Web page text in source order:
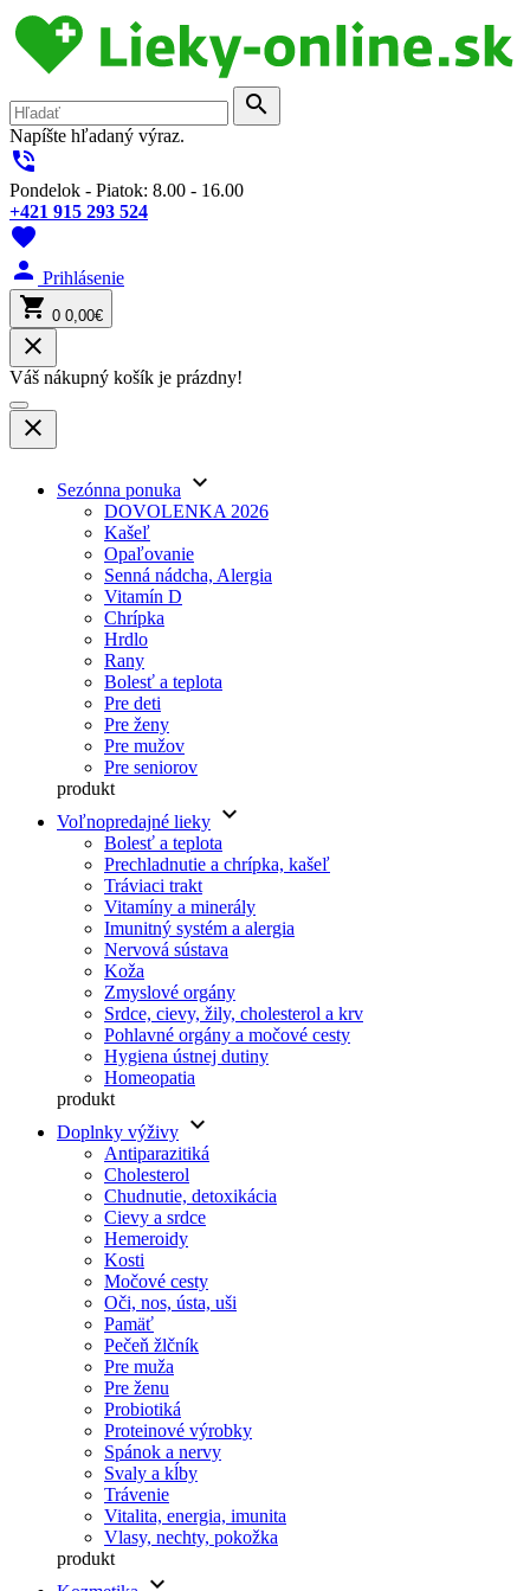
search
Napíšte hľadaný výraz.
phone_in_talk
Pondelok - Piatok: 8.00 - 16.00
+421 915 293 524
favorite
person Prihlásenie
shopping_cart 0 0,00€
close
Váš nákupný košík je prázdny!
close
Sezónna ponuka keyboard_arrow_down
DOVOLENKA 2026
Kašeľ
Opaľovanie
Senná nádcha, Alergia
Vitamín D
Chrípka
Hrdlo
Rany
Bolesť a teplota
Pre deti
Pre ženy
Pre mužov
Pre seniorov
produkt
Voľnopredajné lieky keyboard_arrow_down
Bolesť a teplota
Prechladnutie a chrípka, kašeľ
Tráviaci trakt
Vitamíny a minerály
Imunitný systém a alergia
Nervová sústava
Koža
Zmyslové orgány
Srdce, cievy, žily, cholesterol a krv
Pohlavné orgány a močové cesty
Hygiena ústnej dutiny
Homeopatia
produkt
Doplnky výživy keyboard_arrow_down
Antiparazitiká
Cholesterol
Chudnutie, detoxikácia
Cievy a srdce
Hemeroidy
Kosti
Močové cesty
Oči, nos, ústa, uši
Pamäť
Pečeň žlčník
Pre muža
Pre ženu
Probiotiká
Proteinové výrobky
Spánok a nervy
Svaly a kĺby
Trávenie
Vitalita, energia, imunita
Vlasy, nechty, pokožka
produkt
keyboard_arrow_down